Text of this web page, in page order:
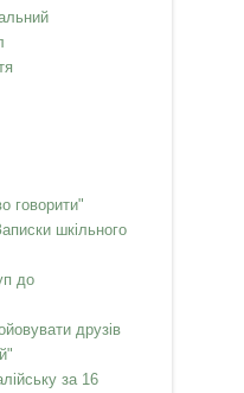
говорити"
шкільного
до
друзів
за 16